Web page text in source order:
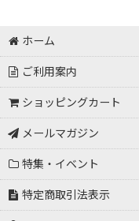
ホーム
ご利用案内
ショッピングカート
メールマガジン
特集・イベント
特定商取引法表示